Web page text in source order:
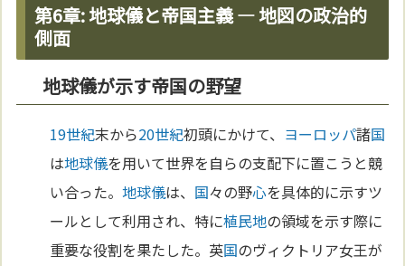
第6章: 地球儀と帝国主義 — 地図の政治的
側面
地球儀が示す帝国の野望
19世紀末から20世紀初頭にかけて、 ヨーロッパ諸国
は地球儀を用いて世界を自らの支配下に置こうと競
い合った。地球儀は、 国々の野心を具体的に示すツ
ールとして利用され、特に植民地の領域を示す際に
重要な役割を果たした。英国のヴィクトリア女王が